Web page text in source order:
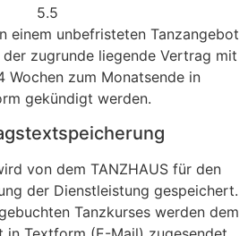
5.5
einem unbefristeten Tanzangebot
zugrunde liegende Vertrag mit
Wochen zum Monatsende in
gekündigt werden.
von dem TANZHAUS für den
der Dienstleistung gespeichert.
Tanzkurses werden dem